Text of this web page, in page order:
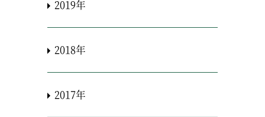
2019年
2018年
2017年